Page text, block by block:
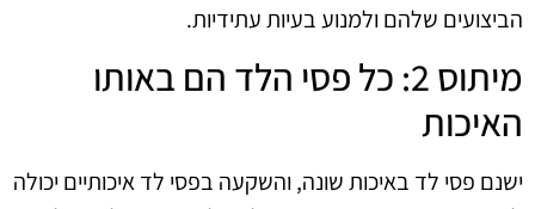
הביצועים שלהם ולמנוע בעיות עתידיות.
מיתוס 2: כל פסי הלד הם באותו
האיכות
ישנם פסי לד באיכות שונה, והשקעה בפסי לד איכותיים יכולה